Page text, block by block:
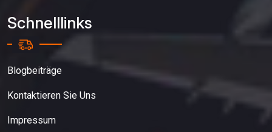
Schnelllinks
Blogbeiträge
Kontaktieren Sie Uns
Impressum